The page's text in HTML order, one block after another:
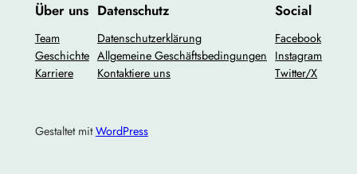
Über uns
Team
Geschichte
Karriere
Datenschutz
Datenschutzerklärung
Allgemeine Geschäftsbedingungen
Kontaktiere uns
Social
Facebook
Instagram
Twitter/X
Gestaltet mitWordPress